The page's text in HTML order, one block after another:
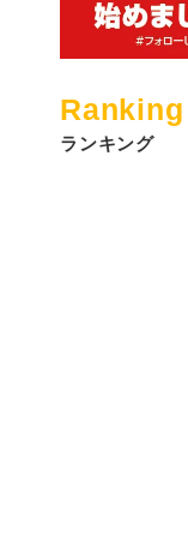
Ranking
ランキング